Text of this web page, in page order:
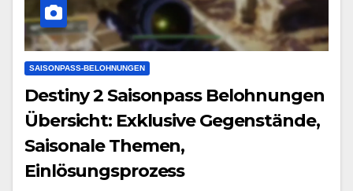
SAISONPASS-BELOHNUNGEN
Destiny 2 Saisonpass Belohnungen
Übersicht: Exklusive Gegenstände,
Saisonale Themen,
Einlösungsprozess